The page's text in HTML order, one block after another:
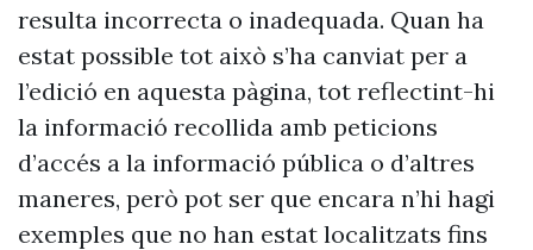
resulta incorrecta o inadequada. Quan ha
estat possible tot això s’ha canviat per a
l’edició en aquesta pàgina, tot reflectint-hi
la informació recollida amb peticions
d’accés a la informació pública o d’altres
maneres, però pot ser que encara n’hi hagi
exemples que no han estat localitzats fins